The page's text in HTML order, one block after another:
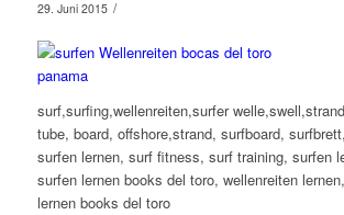
29. Juni 2015 /
surf,surfing,wellenreiten,surfer
tube, board, offshore,strand, surfboard,
surfen lernen, surf fitness, surf training, surfen
surfen lernen books del toro, wellenreiten
lernen books del toro